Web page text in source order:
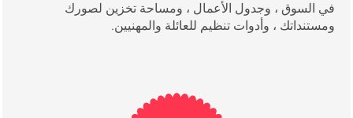
في السوق ، وجدول الأعمال ، ومساحة تخزين لصورك
ومستنداتك ، وأدوات تنظيم للعائلة والمهنيين.